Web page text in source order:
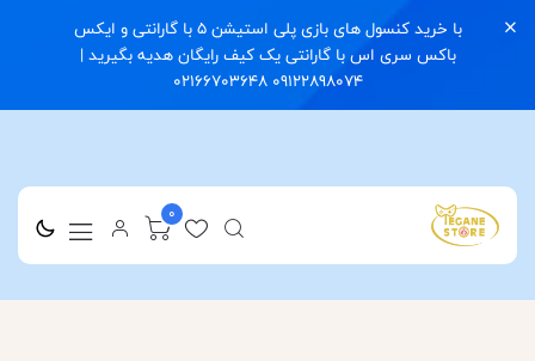
با خرید کنسول های بازی پلی استیشن 5 با گارانتی و ایکس
باکس سری اس با گارانتی یک کیف رایگان هدیه بگیرید |
09122898074 02166703648
0